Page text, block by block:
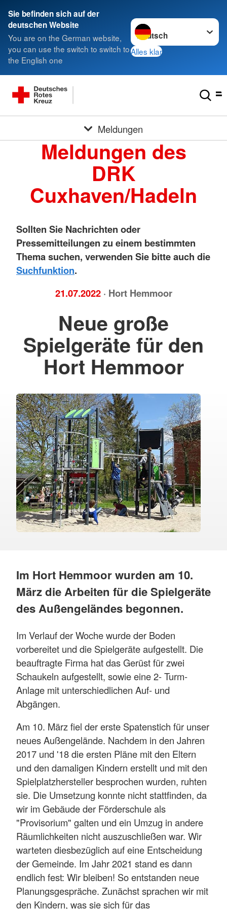
Sie befinden sich auf der
deutschen Website
You are on the German website,
you can use the switch to switch to
the English one
Sprache wechseln zu
Alles klar
Meldungen
Meldungen des
DRK
Cuxhaven/Hadeln
Sollten Sie Nachrichten oder
Pressemitteilungen zu einem bestimmten
Thema suchen, verwenden Sie bitte auch die
Suchfunktion.
21.07.2022 · Hort Hemmoor
Neue große
Spielgeräte für den
Hort Hemmoor
Im Hort Hemmoor wurden am 10.
März die Arbeiten für die Spielgeräte
des Außengeländes begonnen.
Im Verlauf der Woche wurde der Boden
vorbereitet und die Spielgeräte aufgestellt. Die
beauftragte Firma hat das Gerüst für zwei
Schaukeln aufgestellt, sowie eine 2- Turm-
Anlage mit unterschiedlichen Auf- und
Abgängen.
Am 10. März fiel der erste Spatenstich für unser
neues Außengelände. Nachdem in den Jahren
2017 und '18 die ersten Pläne mit den Eltern
und den damaligen Kindern erstellt und mit den
Spielplatzhersteller besprochen wurden, ruhten
sie. Die Umsetzung konnte nicht stattfinden, da
wir im Gebäude der Förderschule als
"Provisorium" galten und ein Umzug in andere
Räumlichkeiten nicht auszuschließen war. Wir
warteten diesbezüglich auf eine Entscheidung
der Gemeinde. Im Jahr 2021 stand es dann
endlich fest: Wir bleiben! So entstanden neue
Planungsgespräche. Zunächst sprachen wir mit
den Kindern, was sie sich für das